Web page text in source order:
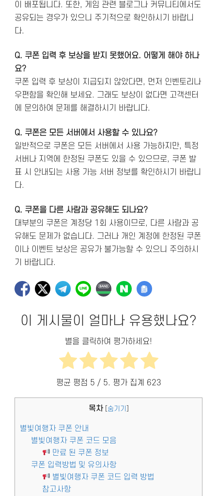
이 배포됩니다. 또한, 게임 관련 블로그나 커뮤니티에서도
공유되는 경우가 있으니 주기적으로 확인하시기 바랍니
다.
Q. 쿠폰 입력 후 보상을 받지 못했어요. 어떻게 해야 하나
요?
쿠폰 입력 후 보상이 지급되지 않았다면, 먼저 인벤토리나
우편함을 확인해 보세요. 그래도 보상이 없다면 고객센터
에 문의하여 문제를 해결하시기 바랍니다.
Q. 쿠폰은 모든 서버에서 사용할 수 있나요?
일반적으로 쿠폰은 모든 서버에서 사용 가능하지만, 특정
서버나 지역에 한정된 쿠폰도 있을 수 있으므로, 쿠폰 발
표 시 안내되는 사용 가능 서버 정보를 확인하시기 바랍니
다.
Q. 쿠폰을 다른 사람과 공유해도 되나요?
대부분의 쿠폰은 계정당 1회 사용이므로, 다른 사람과 공
유해도 문제가 없습니다. 그러나 개인 계정에 한정된 쿠폰
이나 이벤트 보상은 공유가 불가능할 수 있으니 주의하시
기 바랍니다.
이 게시물이 얼마나 유용했나요?
별을 클릭하여 평가하세요!
평균 평점 5 / 5. 평가 집계 623
목차 숨기기
별빛여행자 쿠폰 안내
별빛여행자 쿠폰 코드 모음
만료 된 쿠폰 정보
쿠폰 입력방법 및 유의사항
별빛여행자 쿠폰 코드 입력 방법
참고사항